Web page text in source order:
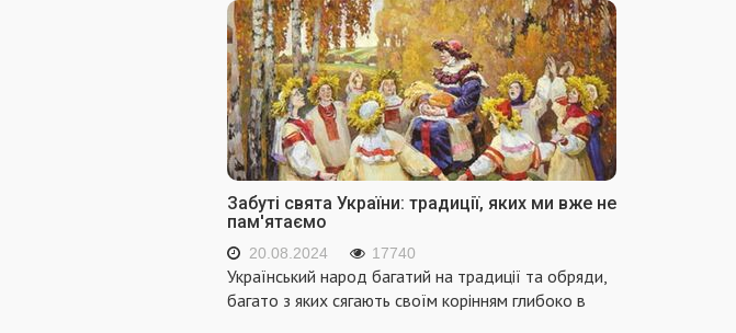
Забуті свята України: традиції, яких ми вже не
пам'ятаємо
20.08.2024 17740
Український народ багатий на традиції та обряди,
багато з яких сягають своїм корінням глибоко в